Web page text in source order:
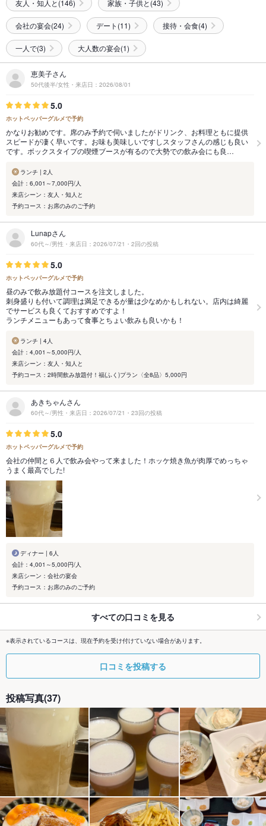
友人・知人と(146) 家族・子供と(43)
会社の宴会(24) デート(11) 接待・会食(4)
一人で(3) 大人数の宴会(1)
恵美子さん
50代後半/女性・来店日：2026/08/01
5.0
ホットペッパーグルメで予約
かなりお勧めです。席のみ予約で伺いましたがドリンク、お料理ともに提供
スピードが凄く早いです。お味も美味しいですしスタッフさんの感じも良い
です。ボックスタイプの喫煙ブースが有るので大勢での飲み会にも良…
ランチ | 2人
会計：6,001～7,000円/人
来店シーン：友人・知人と
予約コース：お席のみのご予約
Lunapさん
60代～/男性・来店日：2026/07/21・2回の投稿
5.0
ホットペッパーグルメで予約
昼のみで飲み放題付コースを注文しました。
刺身盛りも付いて調理は満足できるが量は少なめかもしれない。店内は綺麗
でサービスも良くておすすめですよ！
ランチメニューもあって食事とちょい飲みも良いかも！
ランチ | 4人
会計：4,001～5,000円/人
来店シーン：友人・知人と
予約コース：2時間飲み放題付！福(ふく)プラン〈全8品〉5,000円
あきちゃんさん
60代～/男性・来店日：2026/07/21・23回の投稿
5.0
ホットペッパーグルメで予約
会社の仲間と６人で飲み会やって来ました！ホッケ焼き魚が肉厚でめっちゃ
うまく最高でした!
ディナー | 6人
会計：4,001～5,000円/人
来店シーン：会社の宴会
予約コース：お席のみのご予約
すべての口コミを見る
※表示されているコースは、現在予約を受け付けていない場合があります。
口コミを投稿する
投稿写真(37)